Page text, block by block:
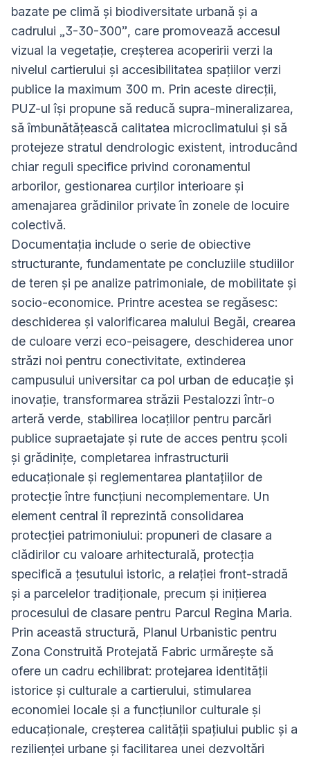
bazate pe climă și biodiversitate urbană și a
cadrului „3-30-300”, care promovează accesul
vizual la vegetație, creșterea acoperirii verzi la
nivelul cartierului și accesibilitatea spațiilor verzi
publice la maximum 300 m. Prin aceste direcții,
PUZ-ul își propune să reducă supra-mineralizarea,
să îmbunătățească calitatea microclimatului și să
protejeze stratul dendrologic existent, introducând
chiar reguli specifice privind coronamentul
arborilor, gestionarea curților interioare și
amenajarea grădinilor private în zonele de locuire
colectivă.
Documentația include o serie de obiective
structurante, fundamentate pe concluziile studiilor
de teren și pe analize patrimoniale, de mobilitate și
socio-economice. Printre acestea se regăsesc:
deschiderea și valorificarea malului Begăi, crearea
de culoare verzi eco-peisagere, deschiderea unor
străzi noi pentru conectivitate, extinderea
campusului universitar ca pol urban de educație și
inovație, transformarea străzii Pestalozzi într-o
arteră verde, stabilirea locațiilor pentru parcări
publice supraetajate și rute de acces pentru școli
și grădinițe, completarea infrastructurii
educaționale și reglementarea plantațiilor de
protecție între funcțiuni necomplementare. Un
element central îl reprezintă consolidarea
protecției patrimoniului: propuneri de clasare a
clădirilor cu valoare arhitecturală, protecția
specifică a țesutului istoric, a relației front-stradă
și a parcelelor tradiționale, precum și inițierea
procesului de clasare pentru Parcul Regina Maria.
Prin această structură, Planul Urbanistic pentru
Zona Construită Protejată Fabric urmărește să
ofere un cadru echilibrat: protejarea identității
istorice și culturale a cartierului, stimularea
economiei locale și a funcțiunilor culturale și
educaționale, creșterea calității spațiului public și a
rezilienței urbane și facilitarea unei dezvoltări